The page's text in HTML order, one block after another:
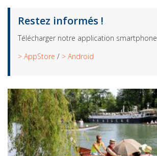
Restez informés !
Télécharger notre application smartphone
> AppStore / > Android